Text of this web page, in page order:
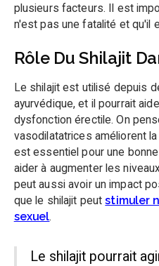
plusieurs facteurs. Il est
n'est pas une fatalité et qu'il
Rôle Du Shilajit
Le shilajit est utilisé depuis
ayurvédique, et il pourrait
dysfonction érectile. On
vasodilatatrices améliorent
est essentiel pour une
aider à augmenter les
peut aussi avoir un impact
que le shilajit peutstimuler
sexuel.
Le shilajit pourrait